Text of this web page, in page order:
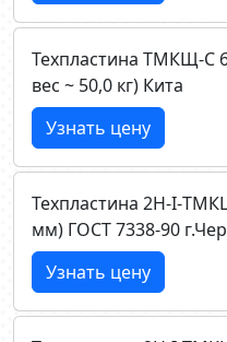
Техпластина ТМКЩ-C
вес ~ 50,0 кг) Кита
Узнать цену
Техпластина 2Н-I-
мм) ГОСТ 7338-90
Узнать цену